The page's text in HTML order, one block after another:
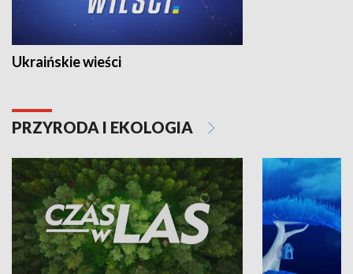
Ukraińskie wieści
PRZYRODA I EKOLOGIA